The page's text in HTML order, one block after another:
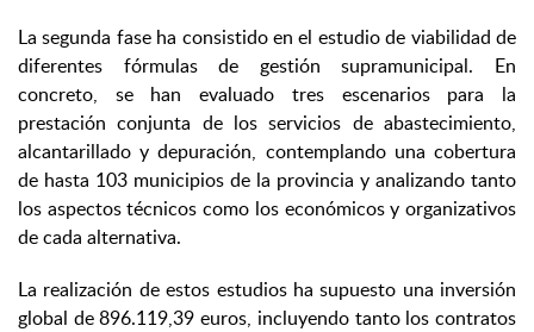
La segunda fase ha consistido en el estudio de viabilidad de
diferentes fórmulas de gestión supramunicipal. En
concreto, se han evaluado tres escenarios para la
prestación conjunta de los servicios de abastecimiento,
alcantarillado y depuración, contemplando una cobertura
de hasta 103 municipios de la provincia y analizando tanto
los aspectos técnicos como los económicos y organizativos
de cada alternativa.
La realización de estos estudios ha supuesto una inversión
global de 896.119,39 euros, incluyendo tanto los contratos